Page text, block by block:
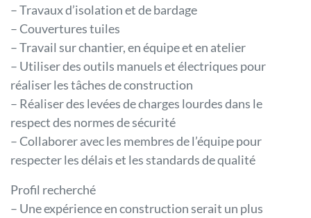
– Travaux d’isolation et de bardage
– Couvertures tuiles
– Travail sur chantier, en équipe et en atelier
– Utiliser des outils manuels et électriques pour
réaliser les tâches de construction
– Réaliser des levées de charges lourdes dans le
respect des normes de sécurité
– Collaborer avec les membres de l’équipe pour
respecter les délais et les standards de qualité
Profil recherché
– Une expérience en construction serait un plus